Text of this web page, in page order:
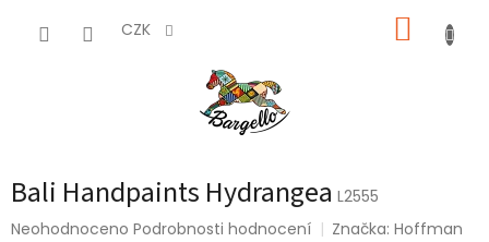
CZK
Bali Handpaints Hydrangea L2555
Průměrné
Neohodnoceno Podrobnosti hodnocení Značka:Hoffman